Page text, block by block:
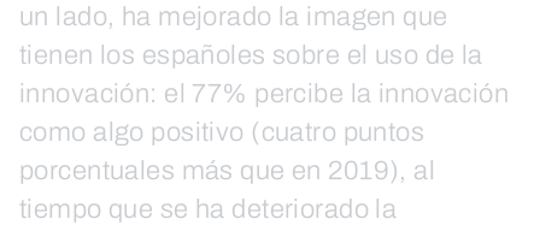
un lado, ha mejorado la imagen que
tienen los españoles sobre el uso de la
innovación: el 77% percibe la innovación
como algo positivo (cuatro puntos
porcentuales más que en 2019), al
tiempo que se ha deteriorado la